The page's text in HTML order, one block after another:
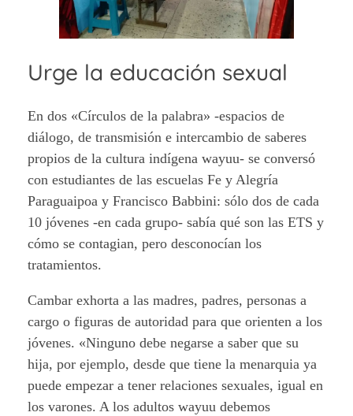
Urge la educación sexual
En dos «Círculos de la palabra» -espacios de
diálogo, de transmisión e intercambio de saberes
propios de la cultura indígena wayuu- se conversó
con estudiantes de las escuelas Fe y Alegría
Paraguaipoa y Francisco Babbini: sólo dos de cada
10 jóvenes -en cada grupo- sabía qué son las ETS y
cómo se contagian, pero desconocían los
tratamientos.
Cambar exhorta a las madres, padres, personas a
cargo o figuras de autoridad para que orienten a los
jóvenes. «Ninguno debe negarse a saber que su
hija, por ejemplo, desde que tiene la menarquia ya
puede empezar a tener relaciones sexuales, igual en
los varones. A los adultos wayuu debemos